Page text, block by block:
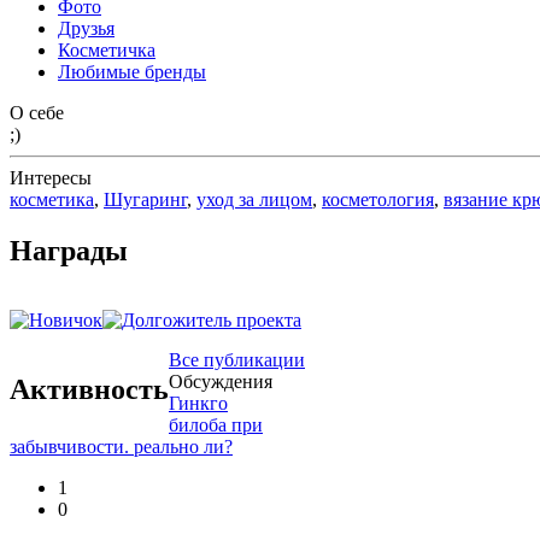
Фото
Друзья
Косметичка
Любимые бренды
О себе
;)
Интересы
косметика, Шугаринг, уход за лицом, косметология, вязание
Награды
Активность
Все публикации
Обсуждения
Гинкго
билоба при
забывчивости. реально ли?
1
0